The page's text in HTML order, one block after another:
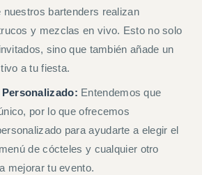
nuestros bartenders realizan
y mezclas en vivo. Esto no solo
sino que también añade un
a tu fiesta.
Entendemos que
por lo que ofrecemos
para ayudarte a elegir el
de cócteles y cualquier otro
mejorar tu evento.